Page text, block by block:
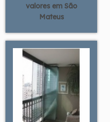
valores em São
Mateus